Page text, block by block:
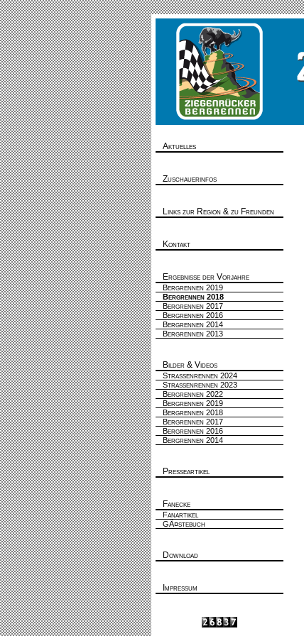
Aktuelles
Zuschauerinfos
Links zur Region & zu Freunden
Kontakt
Ergebnisse der Vorjahre
Bergrennen 2019
Bergrennen 2018
Bergrennen 2017
Bergrennen 2016
Bergrennen 2014
Bergrennen 2013
Bilder & Videos
Strassenrennen 2024
Strassenrennen 2023
Bergrennen 2022
Bergrennen 2019
Bergrennen 2018
Bergrennen 2017
Bergrennen 2016
Bergrennen 2014
Presseartikel
Fanecke
Fanartikel
GÃ¤stebuch
Download
Impressum